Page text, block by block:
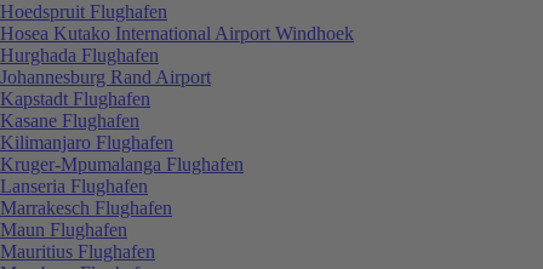
Hoedspruit Flughafen
Hosea Kutako International Airport Windhoek
Hurghada Flughafen
Johannesburg Rand Airport
Kapstadt Flughafen
Kasane Flughafen
Kilimanjaro Flughafen
Kruger-Mpumalanga Flughafen
Lanseria Flughafen
Marrakesch Flughafen
Maun Flughafen
Mauritius Flughafen